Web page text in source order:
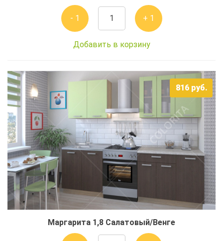
- 1 + 1
Добавить в корзину
816 руб.
Маргарита 1,8 Салатовый/Венге